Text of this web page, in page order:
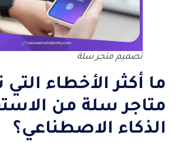
تصميم متجر سلة
ما أكثر الأخطاء التي
متاجر سلة من
الذكاء الاصطناعي؟